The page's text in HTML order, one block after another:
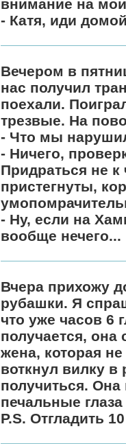
внимание на мои
- Катя, иди
Вечером в
нас получил
поехали.
трезвые. На
- Что мы
- Ничего,
Придраться не к
пристегнуты,
- Ну, если на
вообще нечего...
Вчера прихожу
рубашки. Я
что уже часов 6
получается,
жена, которая
воткнул вилку в
получиться.
печальные
P.S. Отгладить